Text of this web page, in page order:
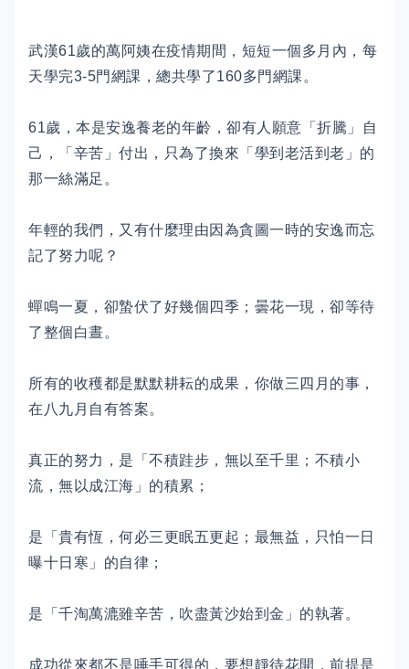
武漢61歲的萬阿姨在疫情期間，短短一個多月內，每
天學完3-5門網課，總共學了160多門網課。
61歲，本是安逸養老的年齡，卻有人願意「折騰」自
己，「辛苦」付出，只為了換來「學到老活到老」的
那一絲滿足。
年輕的我們，又有什麼理由因為貪圖一時的安逸而忘
記了努力呢？
蟬鳴一夏，卻蟄伏了好幾個四季；曇花一現，卻等待
了整個白晝。
所有的收穫都是默默耕耘的成果，你做三四月的事，
在八九月自有答案。
真正的努力，是「不積跬步，無以至千里；不積小
流，無以成江海」的積累；
是「貴有恆，何必三更眠五更起；最無益，只怕一日
曝十日寒」的自律；
是「千淘萬漉雖辛苦，吹盡黃沙始到金」的執著。
成功從來都不是唾手可得的，要想靜待花開，前提是